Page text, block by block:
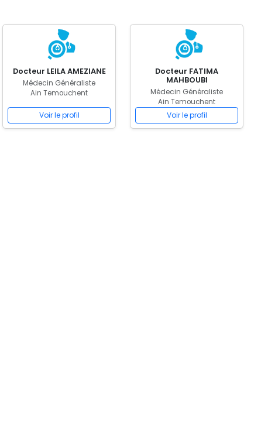
Docteur LEILA AMEZIANE
Médecin Généraliste
Ain Temouchent
Voir le profil
Docteur FATIMA
MAHBOUBI
Médecin Généraliste
Ain Temouchent
Voir le profil